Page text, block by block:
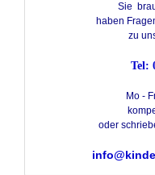
Sie
haben
zu
Tel:
Mo -
oder